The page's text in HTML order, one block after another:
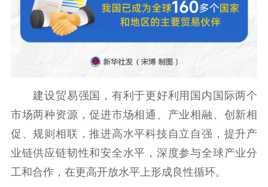
建设贸易强国，有利于更好利用国内国际两个
市场两种资源，促进市场相通、产业相融、创新相
促、规则相联，推进高水平科技自立自强，提升产
业链供应链韧性和安全水平，深度参与全球产业分
工和合作，在更高开放水平上形成良性循环。